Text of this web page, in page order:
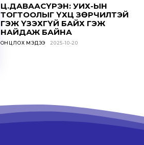
SUBSCRIBE
Ц.ДАВААСҮРЭН: УИХ-ЫН
ТОГТООЛЫГ ҮХЦ ЗӨРЧИЛТЭЙ
ГЭЖ ҮЗЭХГҮЙ БАЙХ ГЭЖ
НАЙДАЖ БАЙНА
ОНЦЛОХ МЭДЭЭ 2025-10-20